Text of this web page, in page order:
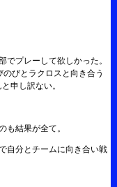
でプレーして欲しかった。
びとラクロスと向き合う
申し訳ない。
も結果が全て。
自分とチームに向き合い戦